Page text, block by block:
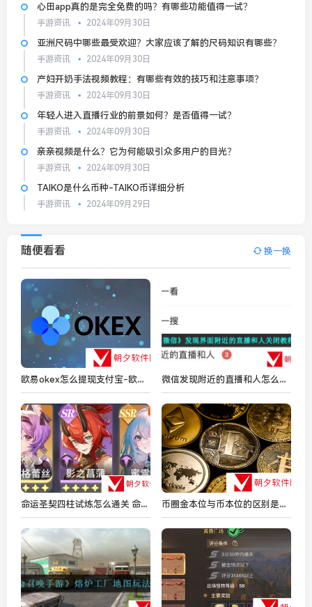
心田app真的是完全免费的吗？有哪些功能值得一试？
手游资讯 2024年09月30日
亚洲尺码中哪些最受欢迎？大家应该了解的尺码知识有哪些？
手游资讯 2024年09月30日
产妇开奶手法视频教程：有哪些有效的技巧和注意事项？
手游资讯 2024年09月30日
年轻人进入直播行业的前景如何？是否值得一试？
手游资讯 2024年09月30日
亲亲视频是什么？它为何能吸引众多用户的目光？
手游资讯 2024年09月30日
TAIKO是什么币种-TAIKO币详细分析
手游资讯 2024年09月29日
随便看看 换一换
欧易okex怎么提现支付宝-欧易okex提现支付宝教程 微信发现附近的直播和人怎么关闭-发现界面附近的直播和人关闭教程
命运圣契四柱试炼怎么通关 命运圣契四柱试炼通关攻略 币圈金本位与币本位的区别是什么 币圈金本位与币本位的区别一览